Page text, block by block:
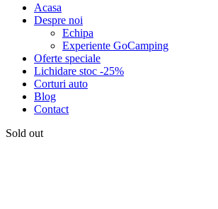
Acasa
Despre noi
Echipa
Experiente GoCamping
Oferte speciale
Lichidare stoc -25%
Corturi auto
Blog
Contact
Sold out